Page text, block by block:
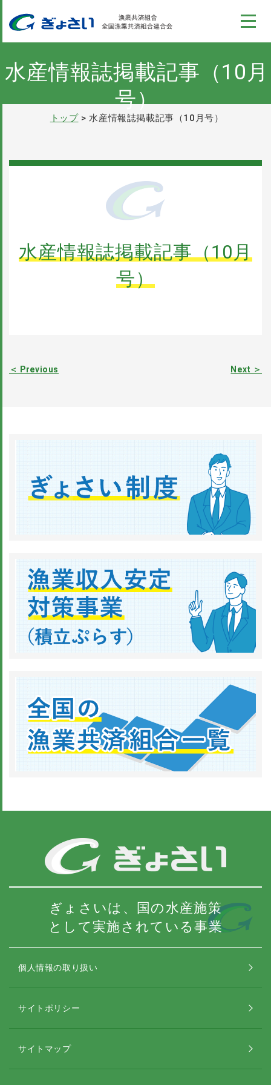
ぎょさい制度
漁業収入安定対策事業
パンフレット お問い合わせ
水産情報誌掲載記事（10月
号）
トップ 水産情報誌掲載記事（10月号）
水産情報誌掲載記事（10月
号）
＜ Previous Next ＞
ぎょさいは、国の水産施策
として実施されている事業
個人情報の取り扱い
サイトポリシー
サイトマップ